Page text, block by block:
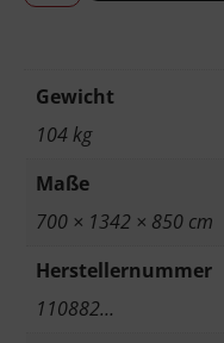
Gewicht
104 kg
Maße
700 × 1342 × 850 cm
Herstellernummer
110882…